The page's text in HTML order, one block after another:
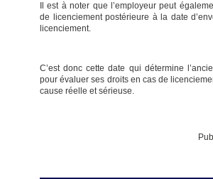
Il est à noter que l’employeur peut
de licenciement postérieure à la date
licenciement.
C’est donc cette date qui détermine
pour évaluer ses droits en cas de
cause réelle et sérieuse.